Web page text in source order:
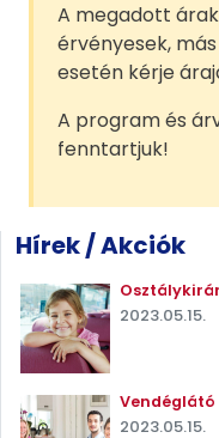
A megadott
érvényesek,
esetén kérje
A program és
fenntartjuk!
Hírek / Akciók
2023.05.15.
Vendéglátó
2023.05.15.